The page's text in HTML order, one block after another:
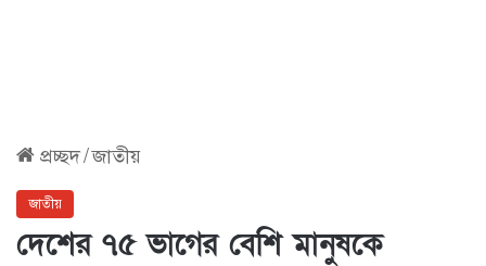
প্রচ্ছদ/জাতীয়
জাতীয়
দেশের ৭৫ ভাগের বেশি মানুষকে